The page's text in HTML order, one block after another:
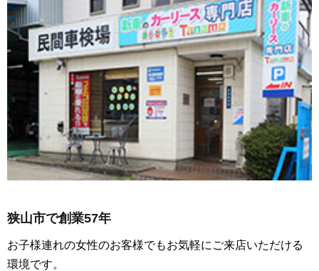
狭山市で創業57年
お子様連れの女性のお客様でもお気軽にご来店いただける
環境です。